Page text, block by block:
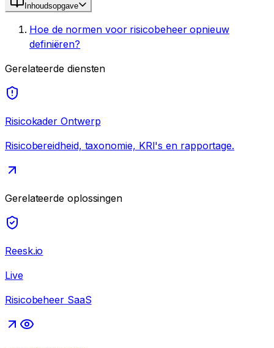
Inhoudsopgave
Hoe de normen voor risicobeheer opnieuw
definiëren?
Gerelateerde diensten
Risicokader Ontwerp
Risicobereidheid, taxonomie, KRI's en rapportage.
Gerelateerde oplossingen
Reesk.io
Live
Risicobeheer SaaS